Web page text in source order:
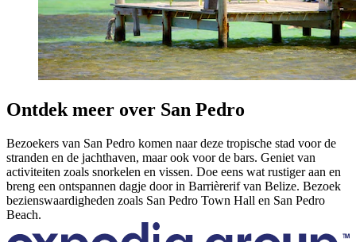
Ontdek meer over San Pedro
Bezoekers van San Pedro komen naar deze tropische stad voor de
stranden en de jachthaven, maar ook voor de bars. Geniet van
activiteiten zoals snorkelen en vissen. Doe eens wat rustiger aan en
breng een ontspannen dagje door in Barrièrerif van Belize. Bezoek
bezienswaardigheden zoals San Pedro Town Hall en San Pedro
Beach.